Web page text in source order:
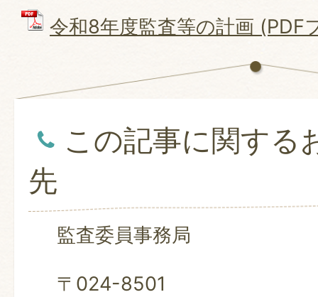
令和8年度監査等の計画 (PDF
この記事に関する
先
監査委員事務局
〒024-8501